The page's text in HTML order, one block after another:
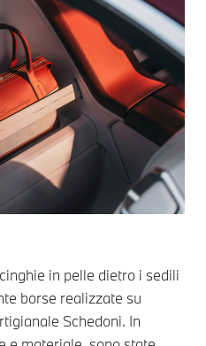
in pelle dietro i sedili
borse realizzate su
Schedoni. In